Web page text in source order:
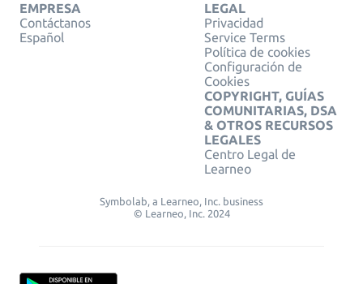
EMPRESA
Contáctanos
Español
LEGAL
Privacidad
Service Terms
Política de cookies
Configuración de
Cookies
COPYRIGHT, GUÍAS
COMUNITARIAS, DSA
& OTROS RECURSOS
LEGALES
Centro Legal de
Learneo
Symbolab, a Learneo, Inc. business
© Learneo, Inc. 2024